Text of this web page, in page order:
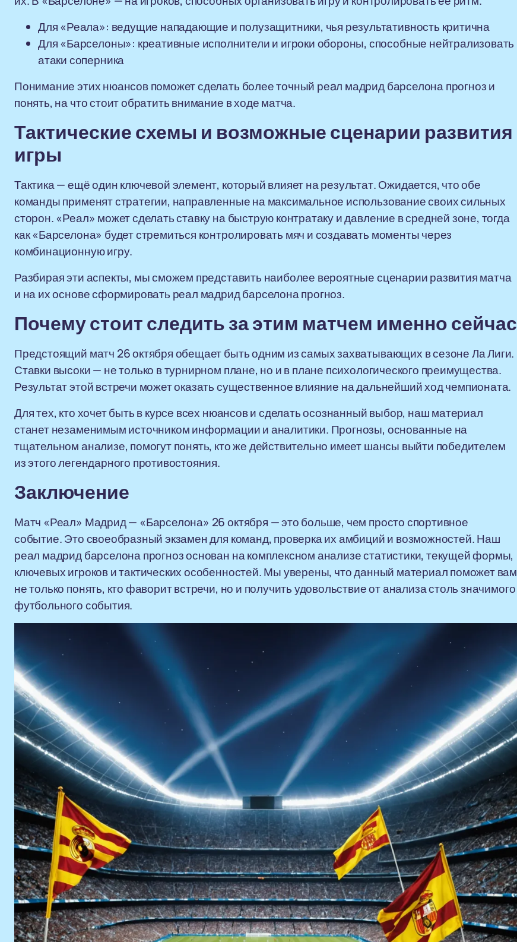
Для «Реала»: ведущие нападающие и полузащитники, чья результативность критична
Для «Барселоны»: креативные исполнители и игроки обороны, способные нейтрализовать
атаки соперника
Понимание этих нюансов поможет сделать более точный реaл мадрид барселона прогноз и
понять, на что стоит обратить внимание в ходе матча.
Тактические схемы и возможные сценарии развития
игры
Тактика — ещё один ключевой элемент, который влияет на результат. Ожидается, что обе
команды применят стратегии, направленные на максимальное использование своих сильных
сторон. «Реал» может сделать ставку на быструю контратаку и давление в средней зоне, тогда
как «Барселона» будет стремиться контролировать мяч и создавать моменты через
комбинационную игру.
Разбирая эти аспекты, мы сможем представить наиболее вероятные сценарии развития матча
и на их основе сформировать реал мадрид барселона прогноз.
Почему стоит следить за этим матчем именно сейчас
Предстоящий матч 26 октября обещает быть одним из самых захватывающих в сезоне Ла Лиги.
Ставки высоки — не только в турнирном плане, но и в плане психологического преимущества.
Результат этой встречи может оказать существенное влияние на дальнейший ход чемпионата.
Для тех, кто хочет быть в курсе всех нюансов и сделать осознанный выбор, наш материал
станет незаменимым источником информации и аналитики. Прогнозы, основанные на
тщательном анализе, помогут понять, кто же действительно имеет шансы выйти победителем
из этого легендарного противостояния.
Заключение
Матч «Реал» Мадрид — «Барселона» 26 октября — это больше, чем просто спортивное
событие. Это своеобразный экзамен для команд, проверка их амбиций и возможностей. Наш
реал мадрид барселона прогноз основан на комплексном анализе статистики, текущей формы,
ключевых игроков и тактических особенностей. Мы уверены, что данный материал поможет вам
не только понять, кто фаворит встречи, но и получить удовольствие от анализа столь значимого
футбольного события.